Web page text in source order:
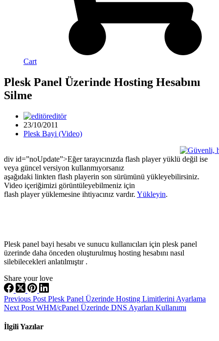
Cart
Plesk Panel Üzerinde Hosting Hesabını
Silme
editör
23/10/2011
Plesk Bayi (Video)
div id=”noUpdate”>Eğer tarayıcınızda flash player yüklü değil ise
veya güncel versiyon kullanmıyorsanız
aşağıdaki linkten flash playerin son sürümünü yükleyebilirsiniz.
Video içeriğimizi görüntüleyebilmeniz için
flash player yüklemesine ihtiyacınız vardır. Yükleyin.
Plesk panel bayi hesabı ve sunucu kullanıcıları için plesk panel
üzerinde daha önceden oluşturulmuş hosting hesabını nasıl
silebilecekleri anlatılmıştır .
Share your love
Previous Post Plesk Panel Üzerinde Hosting Limitlerini Ayarlama
Next Post WHM/cPanel Üzerinde DNS Ayarları Kullanımı
İlgili Yazılar